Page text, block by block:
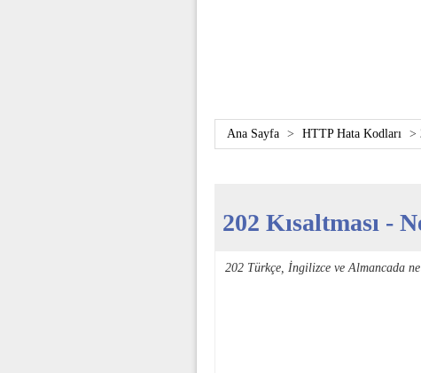
Ana Sayfa > HTTP Hata Kodları >
202 Kısaltması -
202 Türkçe, İngilizce ve Almancada